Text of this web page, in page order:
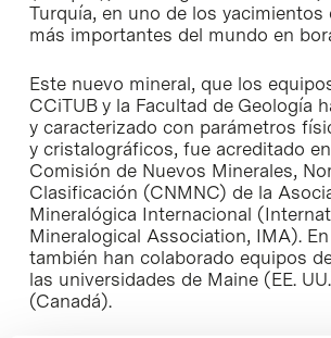
Turquía, en uno de los yacimientos
más importantes del mundo en
Este nuevo mineral, que los
CCiTUB y la Facultad de Geología
y caracterizado con parámetros
y cristalográficos, fue acreditado
Comisión de Nuevos Minerales,
Clasificación (CNMNC) de la
Mineralógica Internacional
Mineralogical Association, IMA).
también han colaborado equipos
las universidades de Maine (EE.
(Canadá).